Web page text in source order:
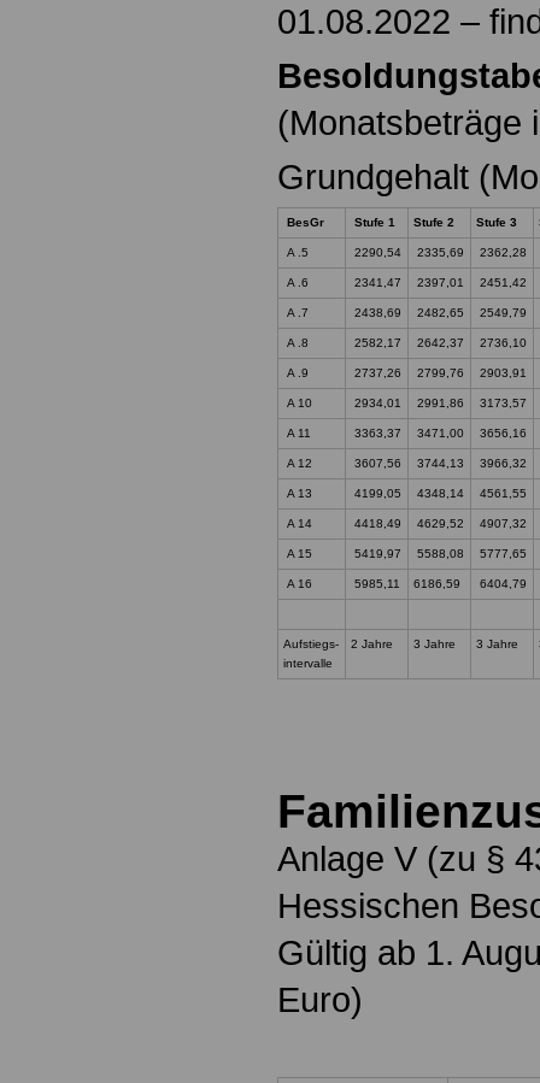
01.08.2022 –
(Monatsbeträge
Grundgehalt
BesGr Stufe 1 Stufe 2 Stufe 3
A .5 2290,54 2335,69 2362,28
A .6 2341,47 2397,01 2451,42
A .7 2438,69 2482,65 2549,79
A .8 2582,17 2642,37 2736,10
A .9 2737,26 2799,76 2903,91
A 10 2934,01 2991,86 3173,57
A 11 3363,37 3471,00 3656,16
A 12 3607,56 3744,13 3966,32
A 13 4199,05 4348,14 4561,55
A 14 4418,49 4629,52 4907,32
A 15 5419,97 5588,08 5777,65
A 16 5985,11 6186,59 6404,79
Aufstiegs-
intervalle
2 Jahre 3 Jahre 3 Jahre
Anlage V (zu §
Hessischen
Gültig ab 1.
Euro)